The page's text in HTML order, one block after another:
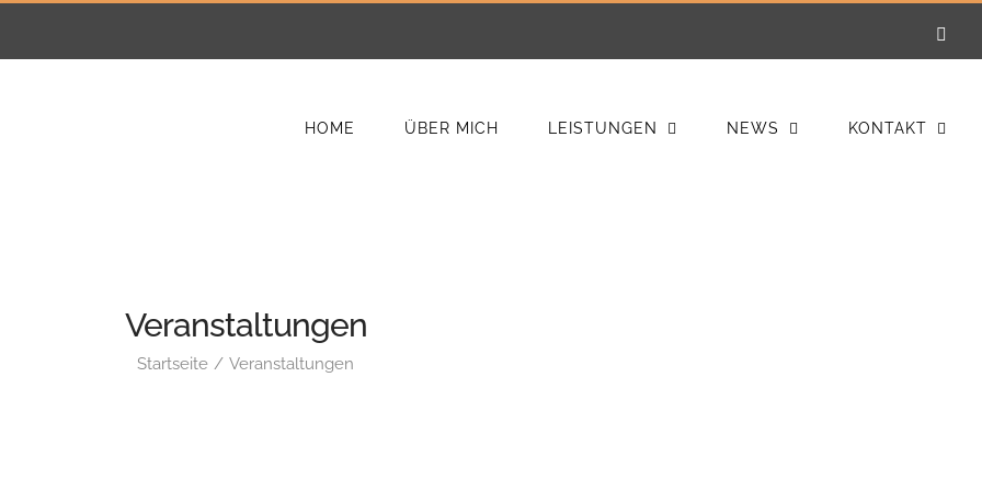
HOME ÜBER MICH LEISTUNGEN NEWS KONTAKT
Veranstaltungen
Startseite Veranstaltungen